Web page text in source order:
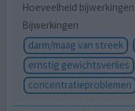
Hoeveelheid bijwerkingen
Bijwerkingen
darm/maag van streek
ernstig gewichtsverlies
concentratieproblemen